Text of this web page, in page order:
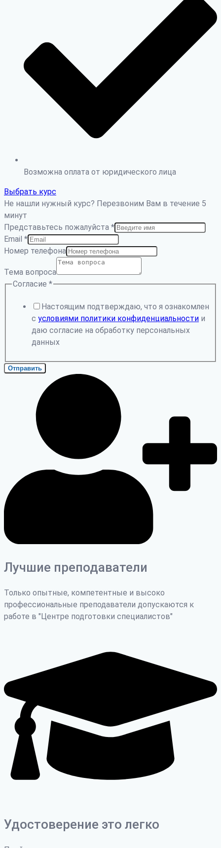
Возможна оплата от юридического лица
Выбрать курс
Не нашли нужный курс? Перезвоним Вам в течение 5
минут
Представьтесь пожалуйста *
Email *
Номер телефона
Тема вопроса
Согласие *
Настоящим подтверждаю, что я ознакомлен
с условиями политики конфиденциальности и
даю согласие на обработку персональных
данных
Отправить
Лучшие преподаватели
Только опытные, компетентные и высоко
профессиональные преподаватели допускаются к
работе в "Центре подготовки специалистов"
Удостоверение это легко